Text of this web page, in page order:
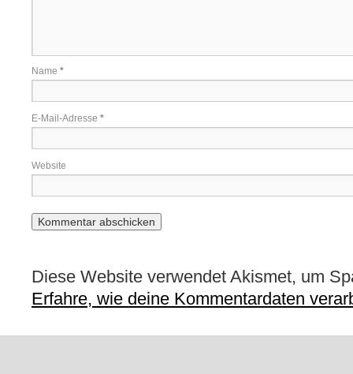
Name *
E-Mail-Adresse *
Website
Diese Website verwendet Akismet, um
Erfahre, wie deine Kommentardaten